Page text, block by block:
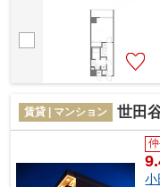
賃貸 | マンション 世田
小